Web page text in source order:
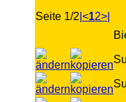
Seite 1/2 |<12>|